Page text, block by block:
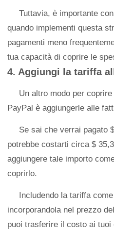
Tuttavia, è importante
quando implementi questa
pagamenti meno
tua capacità di coprire le
4. Aggiungi la tariffa
Un altro modo per
PayPal è aggiungerle alle
Se sai che verrai pagato
potrebbe costarti circa $
aggiungere tale importo
coprirlo.
Includendo la tariffa
incorporandola nel prezzo
puoi trasferire il costo ai tuoi